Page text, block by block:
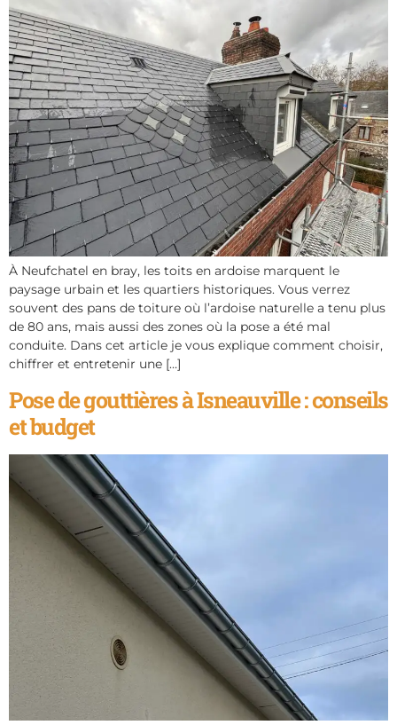
À Neufchatel en bray, les toits en ardoise marquent le
paysage urbain et les quartiers historiques. Vous verrez
souvent des pans de toiture où l’ardoise naturelle a tenu plus
de 80 ans, mais aussi des zones où la pose a été mal
conduite. Dans cet article je vous explique comment choisir,
chiffrer et entretenir une […]
Pose de gouttières à Isneauville : conseils
et budget